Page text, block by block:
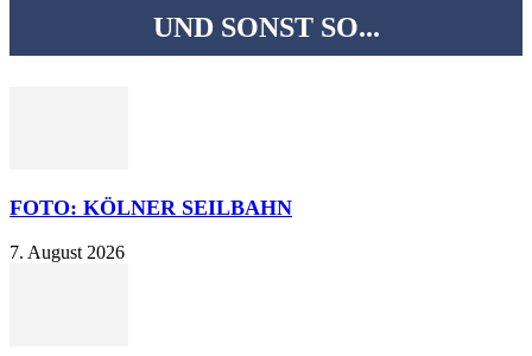
UND SONST SO...
FOTO: KÖLNER SEILBAHN
7. August 2026